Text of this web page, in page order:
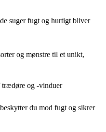
suger fugt og hurtigt bliver
og mønstre til et unikt,
og -vinduer
du mod fugt og sikrer